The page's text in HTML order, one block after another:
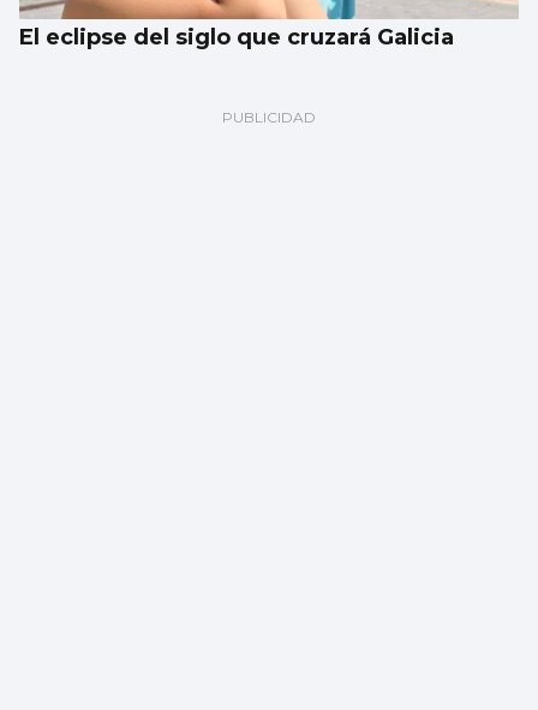
El eclipse del siglo que cruzará Galicia